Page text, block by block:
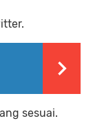
sesuai.